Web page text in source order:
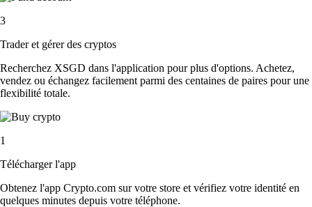
3
Trader et gérer des cryptos
Recherchez XSGD dans l'application pour plus d'options. Achetez,
vendez ou échangez facilement parmi des centaines de paires pour une
flexibilité totale.
1
Télécharger l'app
Obtenez l'app Crypto.com sur votre store et vérifiez votre identité en
quelques minutes depuis votre téléphone.